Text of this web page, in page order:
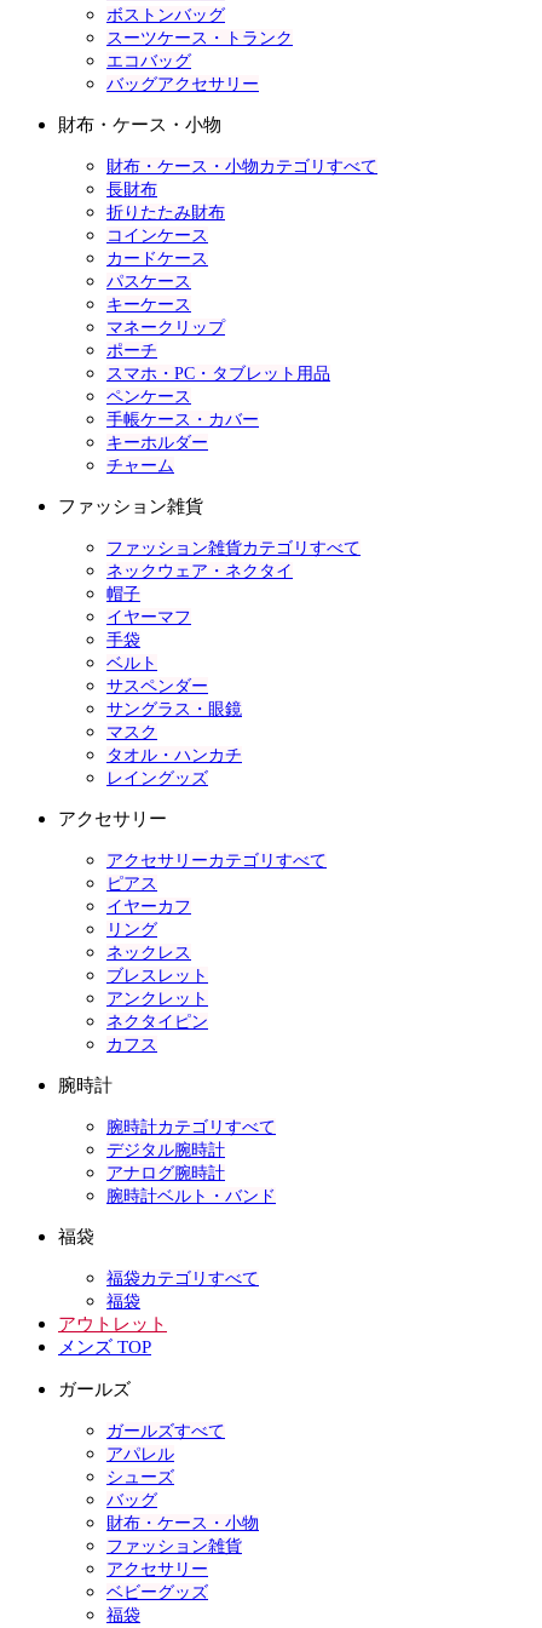
ボストンバッグ
スーツケース・トランク
エコバッグ
バッグアクセサリー
財布・ケース・小物
財布・ケース・小物カテゴリすべて
長財布
折りたたみ財布
コインケース
カードケース
パスケース
キーケース
マネークリップ
ポーチ
スマホ・PC・タブレット用品
ペンケース
手帳ケース・カバー
キーホルダー
チャーム
ファッション雑貨
ファッション雑貨カテゴリすべて
ネックウェア・ネクタイ
帽子
イヤーマフ
手袋
ベルト
サスペンダー
サングラス・眼鏡
マスク
タオル・ハンカチ
レイングッズ
アクセサリー
アクセサリーカテゴリすべて
ピアス
イヤーカフ
リング
ネックレス
ブレスレット
アンクレット
ネクタイピン
カフス
腕時計
腕時計カテゴリすべて
デジタル腕時計
アナログ腕時計
腕時計ベルト・バンド
福袋
福袋カテゴリすべて
福袋
アウトレット
メンズ TOP
ガールズ
ガールズすべて
アパレル
シューズ
バッグ
財布・ケース・小物
ファッション雑貨
アクセサリー
ベビーグッズ
福袋